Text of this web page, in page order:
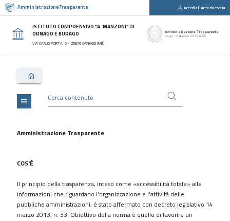
Amministrazione Trasparente Accedi all'area riservata
ISTITUTO COMPRENSIVO “A. MANZONI” DI
ORNAGO E BURAGO
VIA CARLO PORTA, 6 - 20876 ORNAGO (MB)
Sezioni
Disposizioni
Generali
Consulenti
collaboratori
Bandi
Performance
Enti
controllati
Attività
menu
Amministrazione Trasparente
COS'È
Il principio della trasparenza, inteso come «accessibilità totale» alle
informazioni che riguardano l'organizzazione e l'attività delle
pubbliche amministrazioni, è stato affermato con decreto legislativo 14
marzo 2013, n. 33. Obiettivo della norma è quello di favorire un